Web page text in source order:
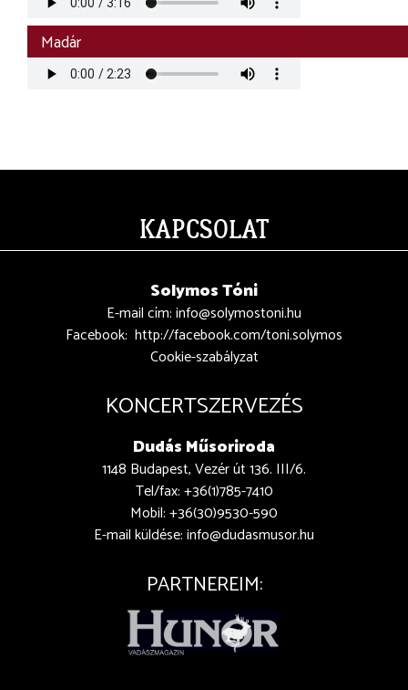
Madár
Audio
file
KAPCSOLAT
Solymos Tóni
E-mail cím:info@solymostoni.hu
Facebook: http://facebook.com/toni.solymos
Cookie-szabályzat
KONCERTSZERVEZÉS
Dudás Műsoriroda
1148 Budapest, Vezér út 136. III/6.
Tel/fax: +36(1)785-7410
Mobil: +36(30)9530-590
E-mail küldése:info@dudasmusor.hu
PARTNEREIM: